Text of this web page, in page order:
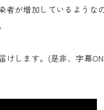
者が増加しているような
けします。(是非、字幕